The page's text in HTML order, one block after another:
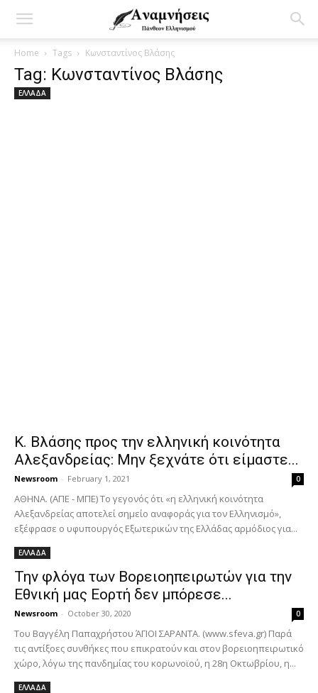
Home Tags Κωνσταντίνος Βλάσης
Tag: Κωνσταντίνος Βλάσης
ΕΛΛΑΔΑ
Κ. Βλάσης προς την ελληνική κοινότητα
Αλεξανδρείας: Μην ξεχνάτε ότι είμαστε...
Newsroom - February 1, 2021 0
ΑΘΗΝΑ. (ΑΠΕ - ΜΠΕ) Το γεγονός ότι «η ελληνική κοινότητα
Αλεξανδρείας αποτελεί σημείο αναφοράς για τον Ελληνισμό»,
εξέφρασε ο υφυπουργός Εξωτερικών της Ελλάδας αρμόδιος για...
ΕΛΛΑΔΑ
Την φλόγα των Βορειοηπειρωτών για την
Εθνική μας Εορτή δεν μπόρεσε...
Newsroom - October 30, 2020 0
Του Βαγγέλη Παπαχρήστου ΆΓΙΟΙ ΣΑΡΑΝΤΑ. (www.sfeva.gr) Παρά
τις αντίξοες συνθήκες που επικρατούν και στον βορειοηπειρωτικό
χώρο, λόγω της πανδημίας του κορωνοϊού, η 28η Οκτωβρίου, η...
ΕΛΛΑΔΑ